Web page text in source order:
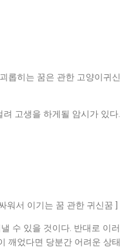
롭히는 꿈은 관한 고양이귀신
고생을 하게될 암시가 있다.
워서 이기는 꿈 관한 귀신꿈 ]
수 있을 것이다. 반대로 이러
깨었다면 당분간 어려운 상태